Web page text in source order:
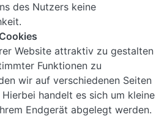
des Nutzers keine
Website attraktiv zu gestalten
Funktionen zu
wir auf verschiedenen Seiten
handelt es sich um kleine
Endgerät abgelegt werden.